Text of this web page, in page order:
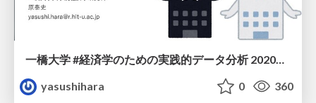
一橋大学 #経済学のための実践的データ分析 2020冬: 6/12
yasushihara
0 360